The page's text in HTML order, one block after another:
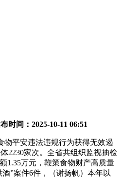
时间： 2025-10-11 06:51
平安违法违规行为获得无效遏
2230家次。全省共组织监视抽检
1.35万元，鞭策食物财产高质量
”案件6件，（谢扬帆）本年以